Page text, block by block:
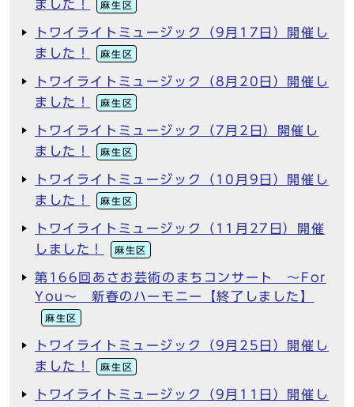
ました！ 麻生区
トワイライトミュージック（9月17日）開催し
ました！
麻生区
トワイライトミュージック（8月20日）開催し
ました！
麻生区
トワイライトミュージック（7月2日）開催し
ました！
麻生区
トワイライトミュージック（10月9日）開催し
ました！
麻生区
トワイライトミュージック（11月27日）開催
しました！
麻生区
第166回あさお芸術のまちコンサート ～For
You～ 新春のハーモニー【終了しました】
麻生区
トワイライトミュージック（9月25日）開催し
ました！
麻生区
トワイライトミュージック（9月11日）開催し